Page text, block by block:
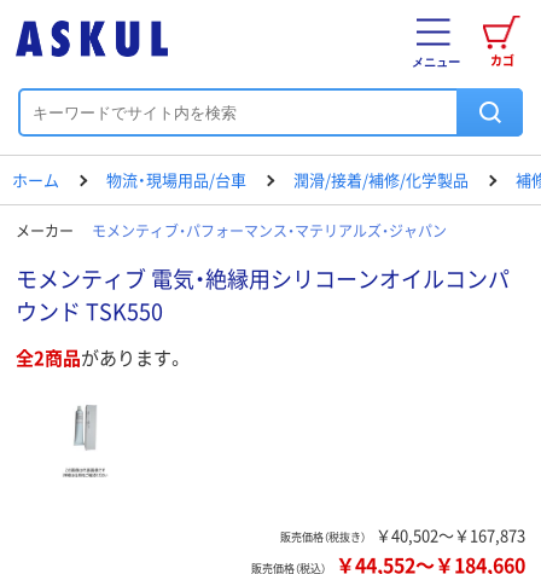
カゴ
メニュー
ホーム 物流・現場用品/台車 潤滑/接着/補修/化学製品 補
メーカー モメンティブ・パフォーマンス・マテリアルズ・ジャパン
モメンティブ 電気・絶縁用シリコーンオイルコンパ
ウンド TSK550
全2商品があります。
販売価格（税抜き） ￥40,502～￥167,873
販売価格（税込） ￥44,552～￥184,660